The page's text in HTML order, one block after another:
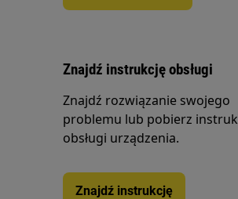
Znajdź instrukcję obsługi
Znajdź rozwiązanie swojego
problemu lub pobierz
obsługi urządzenia.
Znajdź instrukcję